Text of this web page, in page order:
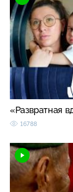
«Развратная
16788